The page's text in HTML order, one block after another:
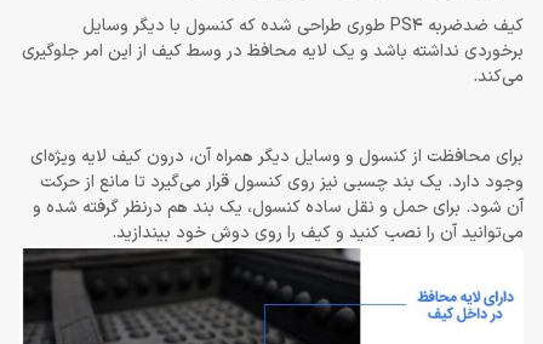
کیف ضدضربه PS4‌ طوری طراحی شده که کنسول با دیگر وسایل
برخوردی نداشته باشد و یک لایه محافظ در وسط کیف از این امر جلوگیری
می‌کند.
برای محافظت از کنسول و وسایل دیگر همراه آن، درون کیف لایه ویژه‌ای
وجود دارد. یک بند چسبی نیز روی کنسول قرار می‌گیرد تا مانع از حرکت
آن شود. برای حمل و نقل ساده کنسول، یک بند هم درنظر گرفته شده و
می‌توانید آن را نصب کنید و کیف را روی دوش خود بیندازید.